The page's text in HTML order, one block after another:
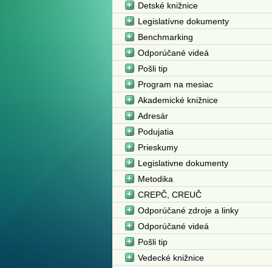
Detské knižnice
Legislatívne dokumenty
Benchmarking
Odporúčané videá
Pošli tip
Program na mesiac
Akademické knižnice
Adresár
Podujatia
Prieskumy
Legislativne dokumenty
Metodika
CREPČ, CREUČ
Odporúčané zdroje a linky
Odporúčané videá
Pošli tip
Vedecké knižnice